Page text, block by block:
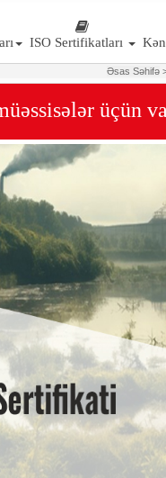
ISO Sertifikatları
Əsas Səhifə
üçün